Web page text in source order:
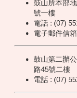
鼓山所本部
號一樓
電話 : (07)
電子郵件信
鼓山第二辦
路45號二樓
電話 : (07)